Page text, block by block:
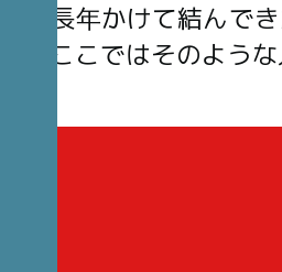
ちと長年かけて結んで
す。ここではそのよう